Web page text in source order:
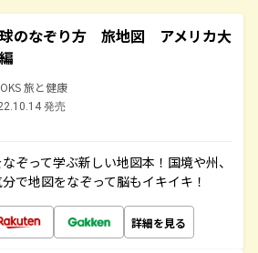
のなぞり方 旅地図 アメリカ大
旅と健康
発売
ぞって学ぶ新しい地図本！国境や州、
で地図をなぞって脳もイキイキ！
詳細を見る